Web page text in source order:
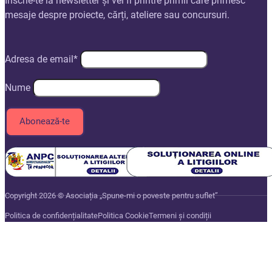
mesaje despre proiecte, cărți, ateliere sau concursuri.
Adresa de email*
Nume
Copyright 2026 © Asociația „Spune-mi o poveste pentru suflet”
Politica de confidențialitatePolitica CookieTermeni și condiții